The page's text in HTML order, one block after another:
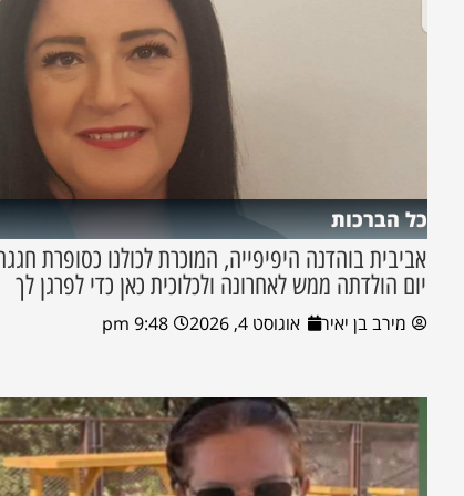
כל הברכות
אביבית בוהדנה היפיפייה, המוכרת לכולנו כסופרת
יום הולדתה ממש לאחרונה ולכלוכית כאן כדי לפרגן לך
מירב בן יאיר אוגוסט 4, 2026 9:48 pm